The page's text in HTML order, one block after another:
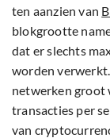
ten aanzien van
blokgrootte
dat er slechts
worden
netwerken groot
transacties per
van